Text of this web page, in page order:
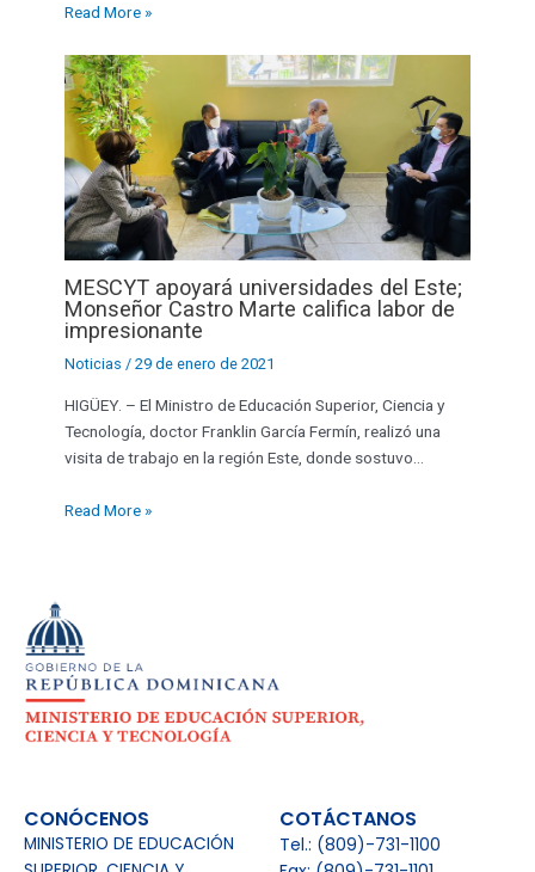
Read More »
MESCYT apoyará universidades del Este;
Monseñor Castro Marte califica labor de
impresionante
Noticias /29 de enero de 2021
HIGÜEY. – El Ministro de Educación Superior, Ciencia y
Tecnología, doctor Franklin García Fermín, realizó una
visita de trabajo en la región Este, donde sostuvo…
Read More »
CONÓCENOS
MINISTERIO DE EDUCACIÓN
COTÁCTANOS
Tel.: (809)-731-1100